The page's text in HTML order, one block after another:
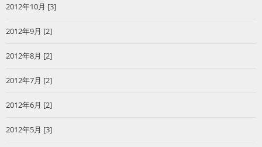
2012年10月 [3]
2012年9月 [2]
2012年8月 [2]
2012年7月 [2]
2012年6月 [2]
2012年5月 [3]